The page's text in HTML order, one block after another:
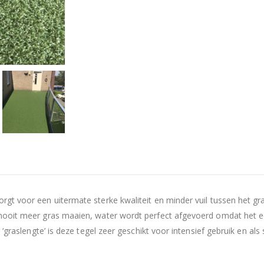
voor een uitermate sterke kwaliteit en minder vuil tussen het
meer gras maaien, water wordt perfect afgevoerd omdat het
is deze tegel zeer geschikt voor intensief gebruik en